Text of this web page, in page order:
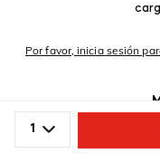
1
Por favor, inicia sesión
Cargando